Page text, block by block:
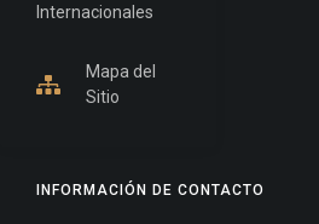
INFORMACIÓN DE CONTACTO
Internacionales
Mapa del
Sitio